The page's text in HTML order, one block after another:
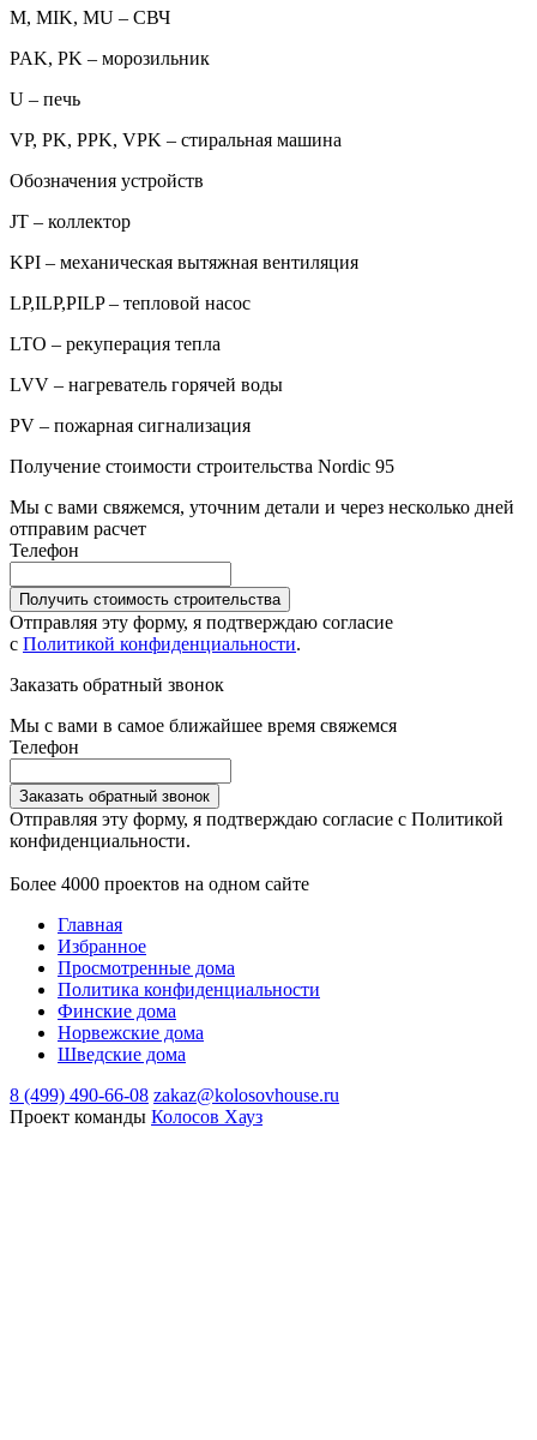
M, MIK, MU – СВЧ
PAK, PK – морозильник
U – печь
VP, PK, PPK, VPK – стиральная машина
Обозначения устройств
JT – коллектор
KPI – механическая вытяжная вентиляция
LP,ILP,PILP – тепловой насос
LTO – рекуперация тепла
LVV – нагреватель горячей воды
PV – пожарная сигнализация
Получение стоимости строительства Nordic 95
Мы с вами свяжемся, уточним детали и через несколько дней
отправим расчет
Телефон
Получить стоимость строительства
Отправляя эту форму, я подтверждаю согласие
с Политикой конфиденциальности.
Заказать обратный звонок
Мы с вами в самое ближайшее время свяжемся
Телефон
Заказать обратный звонок
Отправляя эту форму, я подтверждаю согласие с Политикой
конфиденциальности.
Более 4000 проектов на одном сайте
Главная
Избранное
Просмотренные дома
Политика конфиденциальности
Финские дома
Норвежские дома
Шведские дома
8 (499) 490-66-08 zakaz@kolosovhouse.ru
Проект команды Колосов Хауз